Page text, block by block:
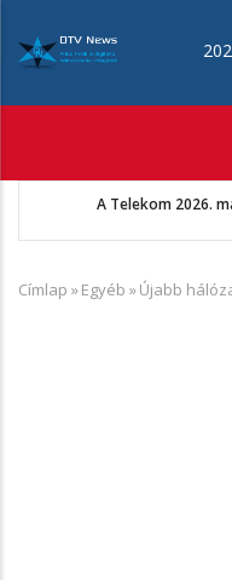
tartalomra
A Telekom 2026.
Morzsa
Címlap »Egyéb »Újabb